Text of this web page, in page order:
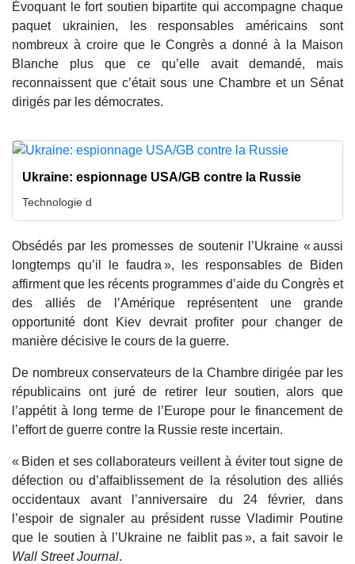
Évoquant le fort soutien bipartite qui accompagne chaque
paquet ukrainien, les responsables américains sont
nombreux à croire que le Congrès a donné à la Maison
Blanche plus que ce qu’elle avait demandé, mais
reconnaissent que c’était sous une Chambre et un Sénat
dirigés par les démocrates.
Ukraine: espionnage USA/GB contre la Russie
Technologie d
Obsédés par les promesses de soutenir l’Ukraine « aussi
longtemps qu’il le faudra », les responsables de Biden
affirment que les récents programmes d’aide du Congrès et
des alliés de l’Amérique représentent une grande
opportunité dont Kiev devrait profiter pour changer de
manière décisive le cours de la guerre.
De nombreux conservateurs de la Chambre dirigée par les
républicains ont juré de retirer leur soutien, alors que
l’appétit à long terme de l’Europe pour le financement de
l’effort de guerre contre la Russie reste incertain.
« Biden et ses collaborateurs veillent à éviter tout signe de
défection ou d’affaiblissement de la résolution des alliés
occidentaux avant l’anniversaire du 24 février, dans
l’espoir de signaler au président russe Vladimir Poutine
que le soutien à l’Ukraine ne faiblit pas », a fait savoir le
Wall Street Journal.